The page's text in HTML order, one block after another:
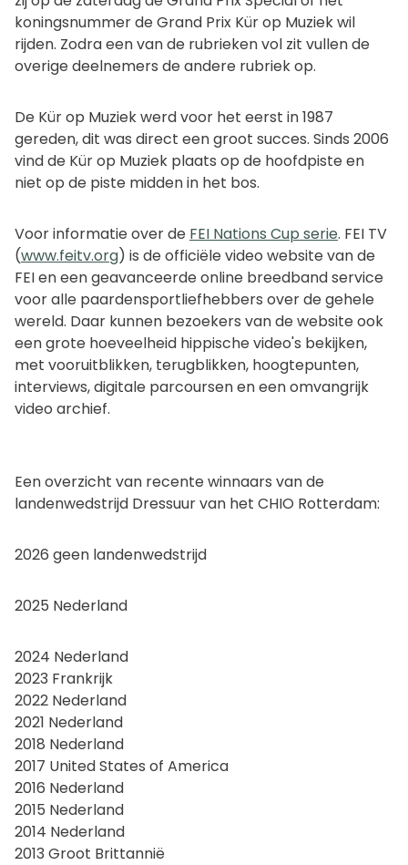
koningsnummer de Grand Prix Kür op Muziek wil
rijden. Zodra een van de rubrieken vol zit vullen de
overige deelnemers de andere rubriek op.
De Kür op Muziek werd voor het eerst in 1987
gereden, dit was direct een groot succes. Sinds 2006
vind de Kür op Muziek plaats op de hoofdpiste en
niet op de piste midden in het bos.
Voor informatie over de FEI Nations Cup serie. FEI TV
(www.feitv.org) is de officiële video website van de
FEI en een geavanceerde online breedband service
voor alle paardensportliefhebbers over de gehele
wereld. Daar kunnen bezoekers van de website ook
een grote hoeveelheid hippische video's bekijken,
met vooruitblikken, terugblikken, hoogtepunten,
interviews, digitale parcoursen en een omvangrijk
video archief.
Een overzicht van recente winnaars van de
landenwedstrijd Dressuur van het CHIO Rotterdam:
2026 geen landenwedstrijd
2025 Nederland
2024 Nederland
2023 Frankrijk
2022 Nederland
2021 Nederland
2018 Nederland
2017 United States of America
2016 Nederland
2015 Nederland
2014 Nederland
2013 Groot Brittannië